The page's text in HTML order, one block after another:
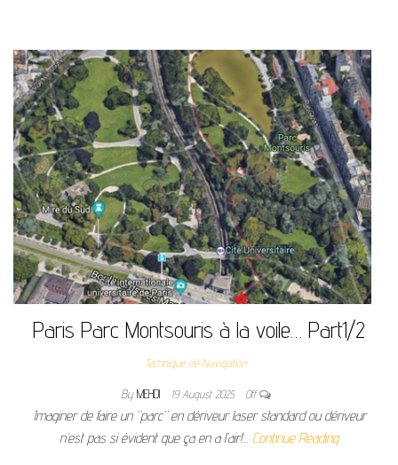
Paris Parc Montsouris à la voile… Part1/2
Technique de Navigation
By MEHDI 19 August 2025 Off
Imaginer de faire un “parc” en dériveur laser standard ou dériveur
n’est pas si évident que ça en a l’air!… Continue Reading